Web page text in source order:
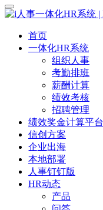
首页
一体化HR系统
组织人事
考勤排班
薪酬计算
绩效考核
招聘管理
绩效奖金计算平台
信创方案
企业出海
本地部署
人事钉钉版
HR动态
产品